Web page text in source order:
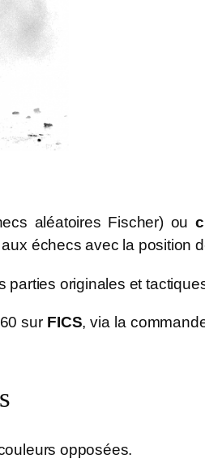
aléatoires Fischer) ou
échecs avec la position
parties originales et
sur FICS, via la
opposées.